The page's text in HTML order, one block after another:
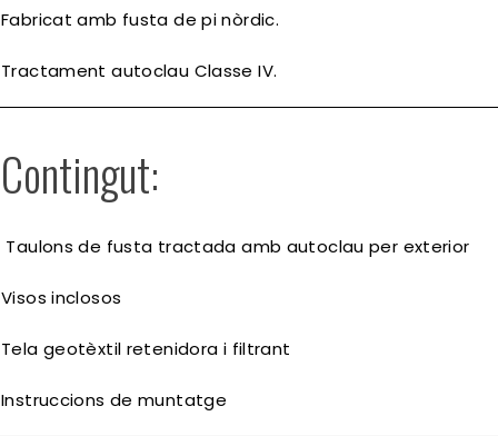
Fabricat amb fusta de pi nòrdic.
Tractament autoclau Classe IV.
Contingut:
Taulons de fusta tractada amb autoclau per exterior
Visos inclosos
Tela geotèxtil retenidora i filtrant
Instruccions de muntatge